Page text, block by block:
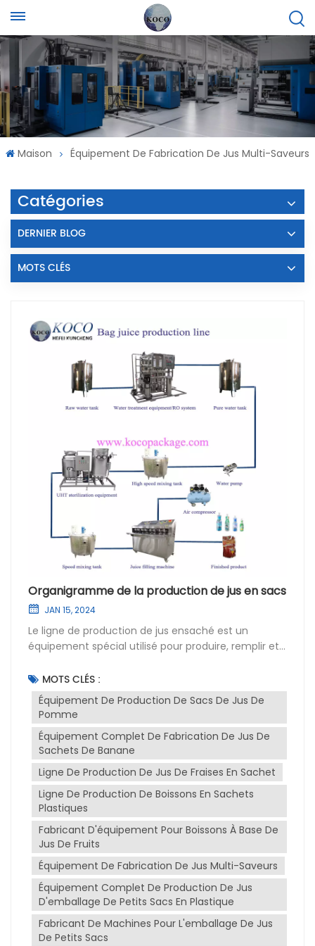
Maison Équipement De Fabrication De Jus Multi-Saveurs
Catégories
DERNIER BLOG
MOTS CLÉS
Organigramme de la production de jus en sacs
JAN 15, 2024
Le ligne de production de jus ensaché est un
équipement spécial utilisé pour produire, remplir et
de production peut réaliser des processus de
production à grande échelle et à haut rendement
pour garantir la qualité et la saveur du produit.Les
principaux composants de la formule en sachet
ligne de production de jus inclure les liens suivants :1.
Nettoyage et traitement : Utilisez de l'eau chaude
pour nettoyer les tuyaux et les équipements de
réservoir avant la production afin de garantir
l'hygiène et la sécurité pendant la production.2.
Ingrédients et assaisonnement : Mélangez et
assaisonnez les ingrédients de la recette pour
obtenir la texture et la saveur désirées.3.
Remplissage et scellage : Le jus préparé est stérilisé
à haute température Équipement de stérilisation
instantanée UHT, puis entre dans le machine de
remplissage et de scellage de liquide pour le
traitement de remplissage et de scellage.4. Tests et
emballage : effectuez des tests de qualité sur les
MOTS CLÉS :
Équipement De Production De Sacs De Jus De
Pomme
Équipement Complet De Fabrication De Jus De
Sachets De Banane
Ligne De Production De Jus De Fraises En Sachet
Ligne De Production De Boissons En Sachets
Plastiques
Fabricant D'équipement Pour Boissons À Base De
Jus De Fruits
Équipement De Fabrication De Jus Multi-Saveurs
Équipement Complet De Production De Jus
D'emballage De Petits Sacs En Plastique
Fabricant De Machines Pour L'emballage De Jus
De Petits Sacs